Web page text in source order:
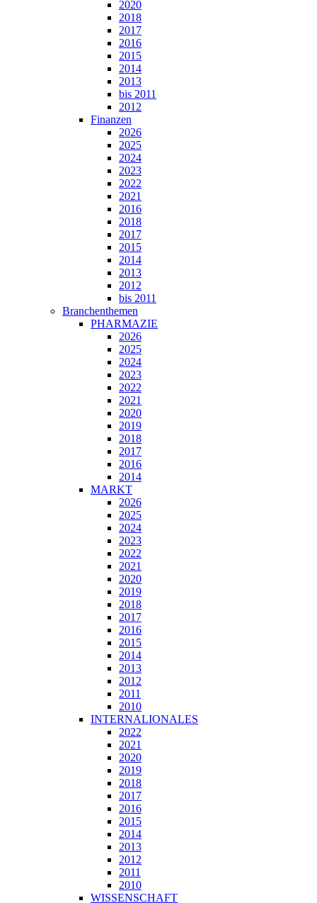
2020
2018
2017
2016
2015
2014
2013
bis 2011
2012
Finanzen
2026
2025
2024
2023
2022
2021
2016
2018
2017
2015
2014
2013
2012
bis 2011
Branchenthemen
PHARMAZIE
2026
2025
2024
2023
2022
2021
2020
2019
2018
2017
2016
2014
MARKT
2026
2025
2024
2023
2022
2021
2020
2019
2018
2017
2016
2015
2014
2013
2012
2011
2010
INTERNALIONALES
2022
2021
2020
2019
2018
2017
2016
2015
2014
2013
2012
2011
2010
WISSENSCHAFT